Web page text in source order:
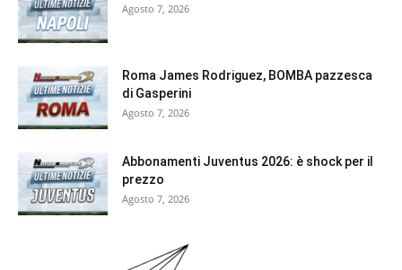
Agosto 7, 2026
Roma James Rodriguez, BOMBA pazzesca
di Gasperini
Agosto 7, 2026
Abbonamenti Juventus 2026: è shock per il
prezzo
Agosto 7, 2026